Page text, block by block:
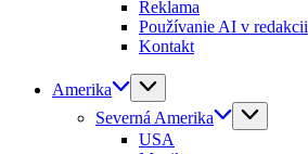
Reklama
Používanie AI v redakcii
Kontakt
Amerika
Severná Amerika
USA